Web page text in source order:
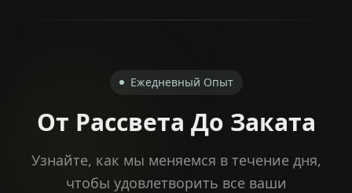
Ежедневный Опыт
От Рассвета До Заката
Узнайте, как мы меняемся в течение дня,
чтобы удовлетворить все ваши